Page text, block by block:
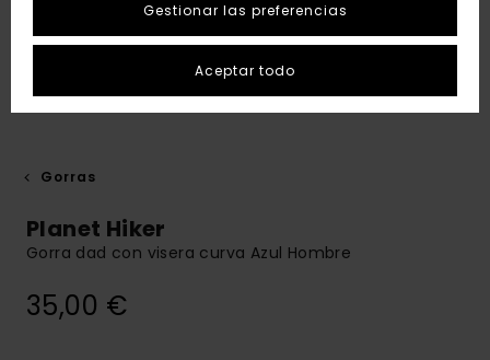
Gorras
Planet Hiker
Gorra dad con visera curva Azul Hombre
35,00 €
Gestionar las preferencias
Aceptar todo